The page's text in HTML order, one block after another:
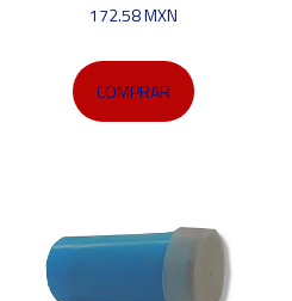
172.58 MXN
COMPRAR